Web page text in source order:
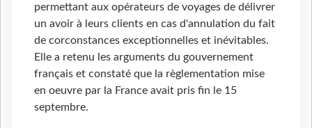
permettant aux opérateurs de voyages de délivrer
un avoir à leurs clients en cas d'annulation du fait
de corconstances exceptionnelles et inévitables.
Elle a retenu les arguments du gouvernement
français et constaté que la règlementation mise
en oeuvre par la France avait pris fin le 15
septembre.